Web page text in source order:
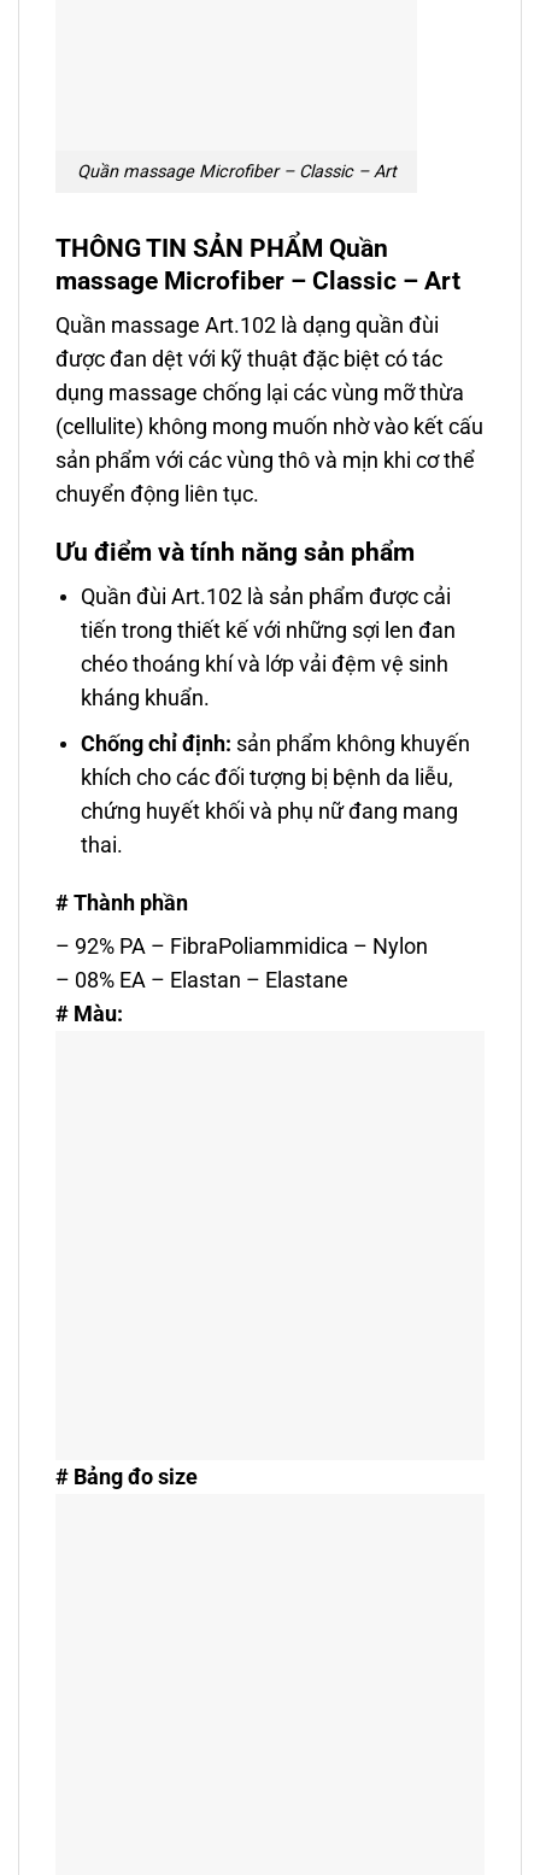
Quần massage Microfiber – Classic – Art
THÔNG TIN SẢN PHẨM Quần
massage Microfiber – Classic – Art
Quần massage Art.102 là dạng quần đùi
được đan dệt với kỹ thuật đặc biệt có tác
dụng massage chống lại các vùng mỡ thừa
(cellulite) không mong muốn nhờ vào kết cấu
sản phẩm với các vùng thô và mịn khi cơ thể
chuyển động liên tục.
Ưu điểm và tính năng sản phẩm
Quần đùi Art.102 là sản phẩm được cải
tiến trong thiết kế với những sợi len đan
chéo thoáng khí và lớp vải đệm vệ sinh
kháng khuẩn.
Chống chỉ định: sản phẩm không khuyến
khích cho các đối tượng bị bệnh da liễu,
chứng huyết khối và phụ nữ đang mang
thai.
# Thành phần
– 92% PA – FibraPoliammidica – Nylon
– 08% EA – Elastan – Elastane
# Màu:
# Bảng đo size